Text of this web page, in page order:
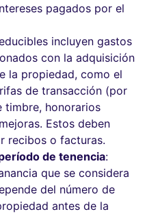
pagados por el
incluyen gastos
con la adquisición
la propiedad, como el
de transacción (por
timbre, honorarios
Estos deben
recibos o facturas.
de tenencia:
que se considera
del número de
antes de la